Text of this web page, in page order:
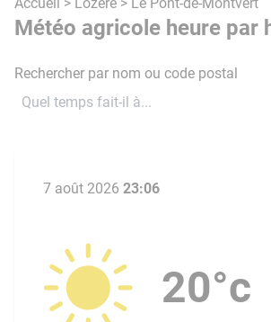
Météo agricole heure par
Rechercher par nom ou code postal
7 août 2026 23:06
20°c